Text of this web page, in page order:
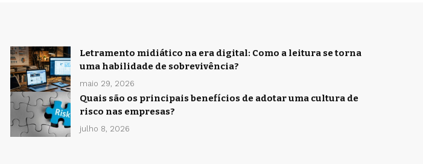
Letramento midiático na era digital: Como a leitura se torna
uma habilidade de sobrevivência?
maio 29, 2026
Quais são os principais benefícios de adotar uma cultura de
risco nas empresas?
julho 8, 2026